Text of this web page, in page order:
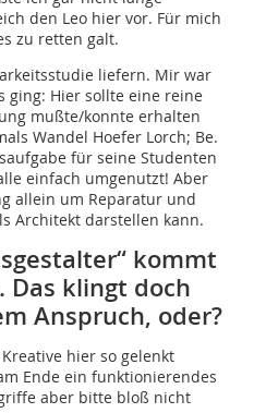
den Leo hier vor. Für mich
zu retten galt.
liefern. Mir war
ging: Hier sollte eine reine
mußte/konnte erhalten
Wandel Hoefer Lorch; Be.
für seine Studenten
einfach umgenutzt! Aber
allein um Reparatur und
Architekt darstellen kann.
kommt
Das klingt doch
Anspruch, oder?
hier so gelenkt
Ende ein funktionierendes
aber bitte bloß nicht